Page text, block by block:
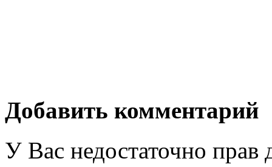
Добавить комментарий
У Вас недостаточно прав